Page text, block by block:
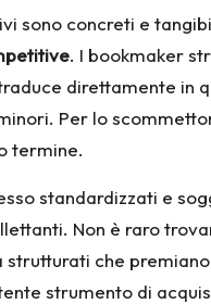
sono concreti e
. I bookmaker
direttamente in
Per lo
termine.
standardizzati e
Non è raro
che
strumento di